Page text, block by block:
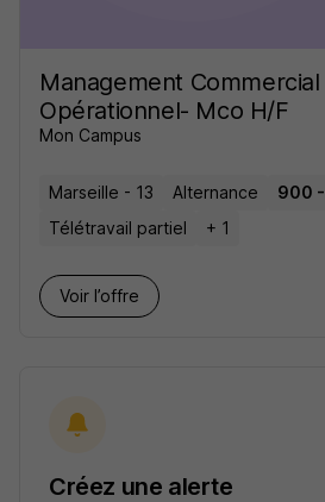
Management Commercial
Opérationnel- Mco H/F
Mon Campus
Marseille - 13 Alternance
900 -
Télétravail partiel
+ 1
Voir l’offre
Créez une alerte